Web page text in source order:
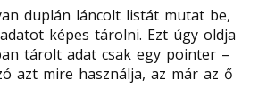
duplán láncolt listát mutat be,
képes tárolni. Ezt úgy oldja
tárolt adat csak egy pointer –
azt mire használja, az már az ő